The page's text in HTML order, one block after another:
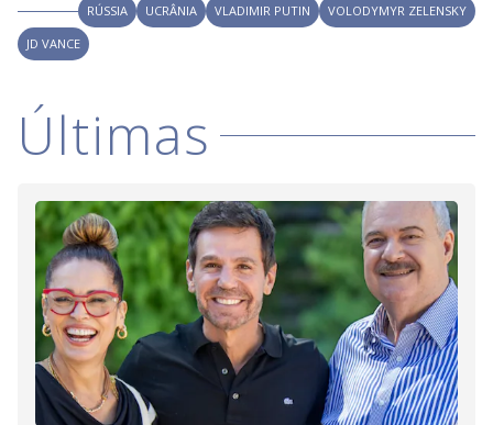
RÚSSIA UCRÂNIA VLADIMIR PUTIN
VOLODYMYR ZELENSKY
JD VANCE
Últimas